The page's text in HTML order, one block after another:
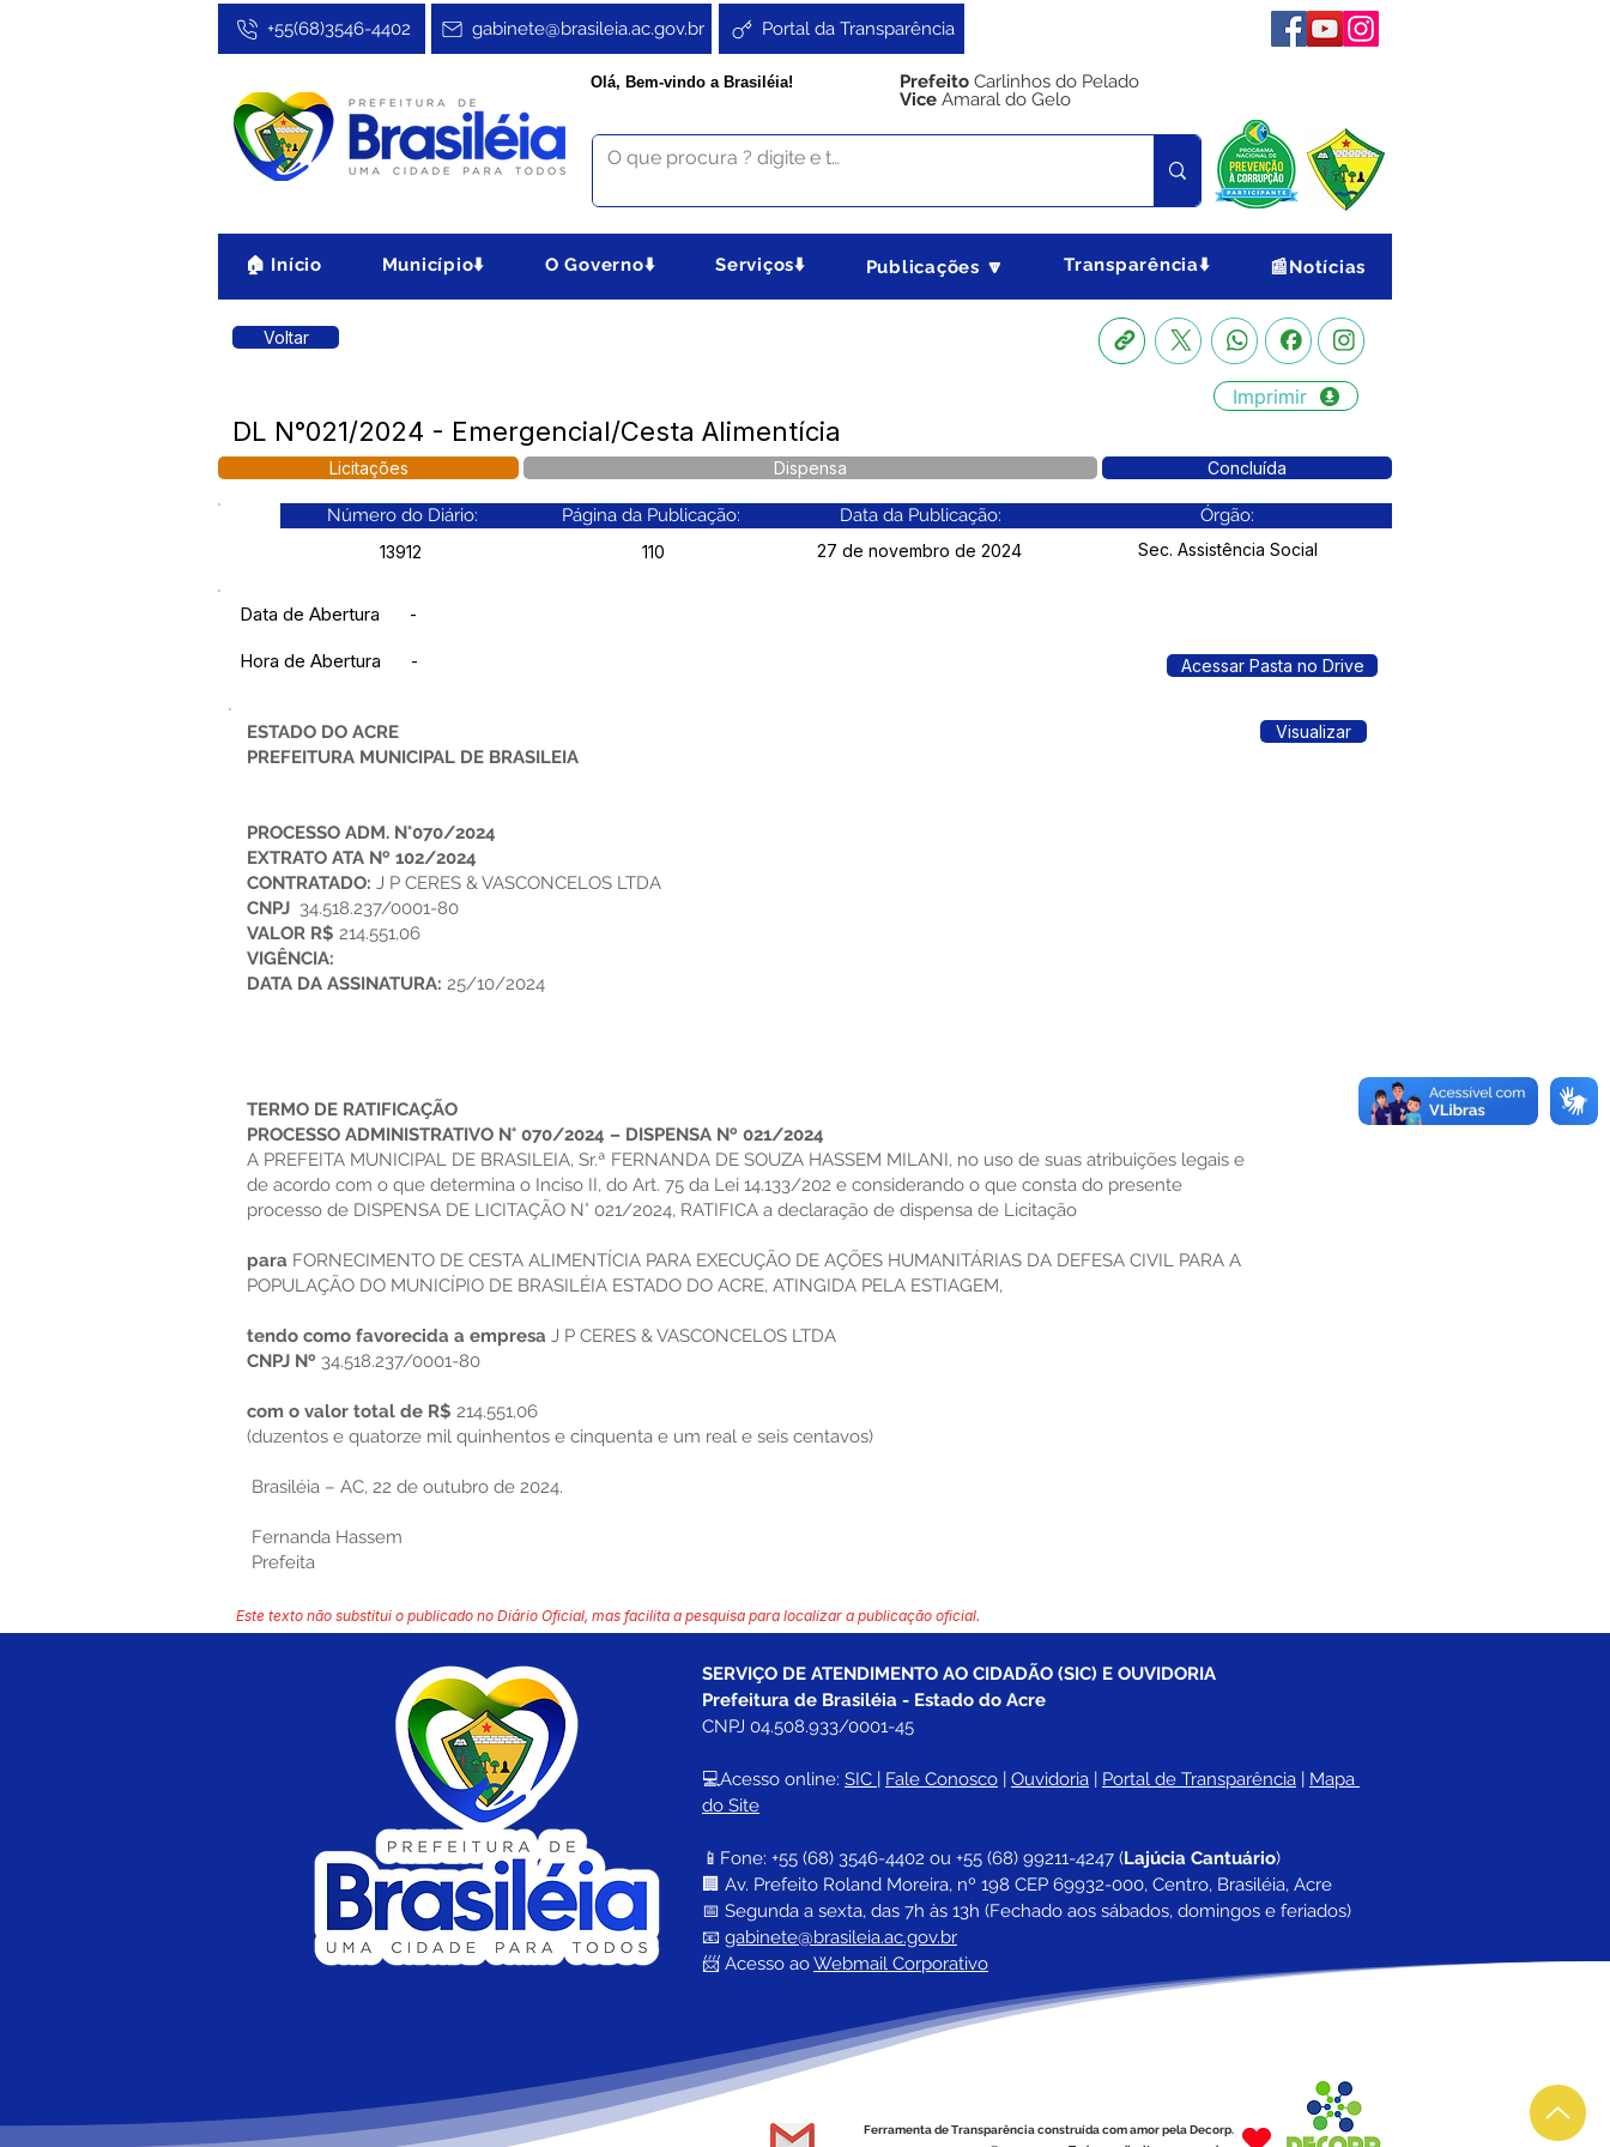
Portal da Transparência
gabinete@brasileia.ac.gov.br
+55(68)3546-4402
Olá, Bem-vindo a Brasiléia! Prefeito Carlinhos do Pelado
Vice Amaral do Gelo
🏠 Início Município⬇️ O Governo⬇️ Serviços⬇️ Publicações 🔽 Transparência⬇️ 📰Notícias
Voltar
Imprimir
DL N°021/2024 - Emergencial/Cesta Alimentícia
Licitações Dispensa Concluída
Número do Diário: Página da Publicação: Data da Publicação: Órgão:
13912 110 27 de novembro de 2024 Sec. Assistência Social
Data de Abertura -
Hora de Abertura - Acessar Pasta no Drive
ESTADO DO ACRE
PREFEITURA MUNICIPAL DE BRASILEIA
PROCESSO ADM. N°070/2024
EXTRATO ATA Nº 102/2024
CONTRATADO: J P CERES & VASCONCELOS LTDA
CNPJ 34.518.237/0001-80
VALOR R$ 214.551,06
VIGÊNCIA:
DATA DA ASSINATURA: 25/10/2024
TERMO DE RATIFICAÇÃO
PROCESSO ADMINISTRATIVO N° 070/2024 – DISPENSA Nº 021/2024
A PREFEITA MUNICIPAL DE BRASILEIA, Sr.ª FERNANDA DE SOUZA HASSEM MILANI, no uso de suas atribuições legais e
de acordo com o que determina o Inciso II, do Art. 75 da Lei 14.133/202 e considerando o que consta do presente
processo de DISPENSA DE LICITAÇÃO N° 021/2024, RATIFICA a declaração de dispensa de Licitação
para FORNECIMENTO DE CESTA ALIMENTÍCIA PARA EXECUÇÃO DE AÇÕES HUMANITÁRIAS DA DEFESA CIVIL PARA A
POPULAÇÃO DO MUNICÍPIO DE BRASILÉIA ESTADO DO ACRE, ATINGIDA PELA ESTIAGEM,
tendo como favorecida a empresa J P CERES & VASCONCELOS LTDA
CNPJ Nº 34.518.237/0001-80
com o valor total de R$ 214.551,06
(duzentos e quatorze mil quinhentos e cinquenta e um real e seis centavos)
Brasiléia – AC, 22 de outubro de 2024.
Fernanda Hassem
Prefeita
Visualizar
Este texto não substitui o publicado no Diário Oficial, mas facilita a pesquisa para localizar a publicação oficial.
SERVIÇO DE ATENDIMENTO AO CIDADÃO (SIC) E OUVIDORIA
Prefeitura de Brasiléia - Estado do Acre
CNPJ 04.508.933/0001-45
💻Acesso online: SIC | Fale Conosco | Ouvidoria | Portal de Transparência | Mapa
do Site
📱Fone: +55 (68) 3546-4402 ou +55 (68) 99211-4247 (Lajúcia Cantuário)
🏢 Av. Prefeito Roland Moreira, nº 198 CEP 69932-000, Centro, Brasiléia, Acre
📅 Segunda a sexta, das 7h às 13h (Fechado aos sábados, domingos e feriados)
📧 gabinete@brasileia.ac.gov.br
📨 Acesso ao Webmail Corporativo
Ferramenta de Transparência construída com amor pela Decorp.